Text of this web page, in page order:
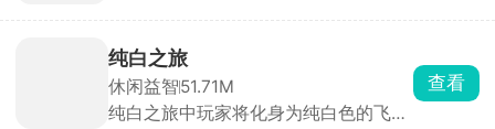
家园中收养来自青丘、昆仑等地、天赋
各异的小狐狸，陪伴它们踏上修行之
路。通过陪修炼、逛庙会、品美食等日
常互动提升羁绊，在关键时刻帮它们突
纯白之旅
休闲益智51.71M
纯白之旅中玩家将化身为纯白色的飞
查看